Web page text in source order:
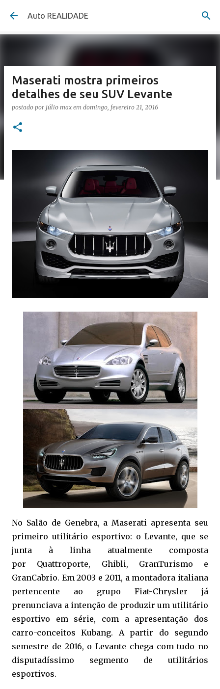
Pular para o conteúdo principal
Auto REALIDADE
Maserati mostra primeiros
detalhes de seu SUV Levante
postado por júlio max em domingo, fevereiro 21, 2016
No Salão de Genebra, a Maserati apresenta seu
primeiro utilitário esportivo: o Levante, que se
junta à linha atualmente composta
por Quattroporte, Ghibli, GranTurismo e
GranCabrio. Em 2003 e 2011, a montadora italiana
pertencente ao grupo Fiat-Chrysler já
prenunciava a intenção de produzir um utilitário
esportivo em série, com a apresentação dos
carro-conceitos Kubang. A partir do segundo
semestre de 2016, o Levante chega com tudo no
disputadíssimo segmento de utilitários
esportivos.